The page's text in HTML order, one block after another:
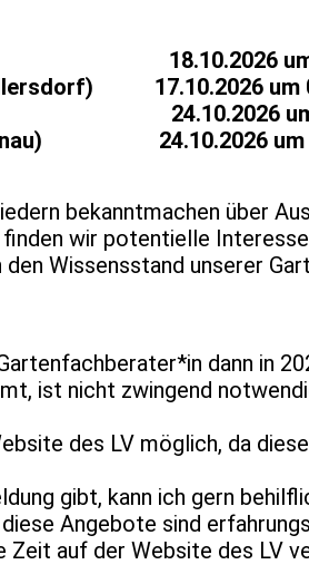
18.10.2026 um
17.10.2026 um
um
24.10.2026 um
bekanntmachen über
wir potentielle
Wissensstand unserer
dann in
ist nicht zwingend
des LV möglich, da
gibt, kann ich gern
Angebote sind
Zeit auf der Website des LV